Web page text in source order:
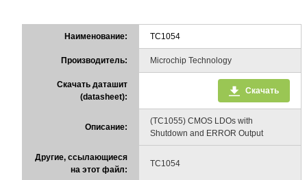
Наименование: TC1054
Производитель: Microchip Technology
Скачать даташит
(datasheet):
Скачать
Описание:
(TC1055) CMOS LDOs with
Shutdown and ERROR Output
Другие, ссылающиеся
на этот файл:
TC1054